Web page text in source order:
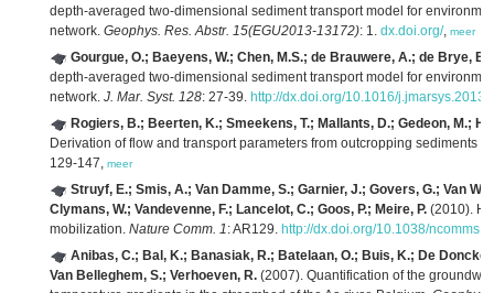
depth-averaged two-dimensional sediment transport model for
network. Geophys. Res. Abstr. 15(EGU2013-13172): 1. dx.doi.org/, meer
Gourgue, O.; Baeyens, W.; Chen, M.S.; de Brauwere, A.; de Brye,
depth-averaged two-dimensional sediment transport model for
network. J. Mar. Syst. 128: 27-39. http://dx.doi.org/10.1016/
Rogiers, B.; Beerten, K.; Smeekens, T.; Mallants, D.; Gedeon, M.;
Derivation of flow and transport parameters from outcropping sediments
129-147, meer
Struyf, E.; Smis, A.; Van Damme, S.; Garnier, J.; Govers, G.; Van
Clymans, W.; Vandevenne, F.; Lancelot, C.; Goos, P.; Meire, P. (2010).
mobilization. Nature Comm. 1: AR129. http://dx.doi.org/10.1038/
Anibas, C.; Bal, K.; Banasiak, R.; Batelaan, O.; Buis, K.; De
Van Belleghem, S.; Verhoeven, R. (2007). Quantification of the